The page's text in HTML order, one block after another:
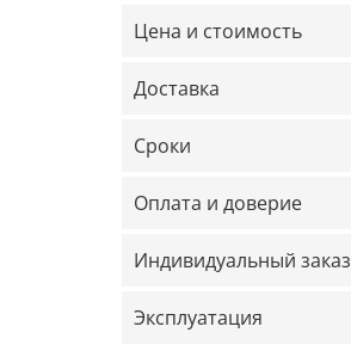
Цена и стоимость
Доставка
Сроки
Оплата и доверие
Индивидуальный заказ
Эксплуатация